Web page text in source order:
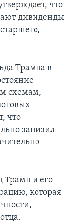
что
дивиденды
Трампа в
схемам,
что
занизил
Трамп и его
которая